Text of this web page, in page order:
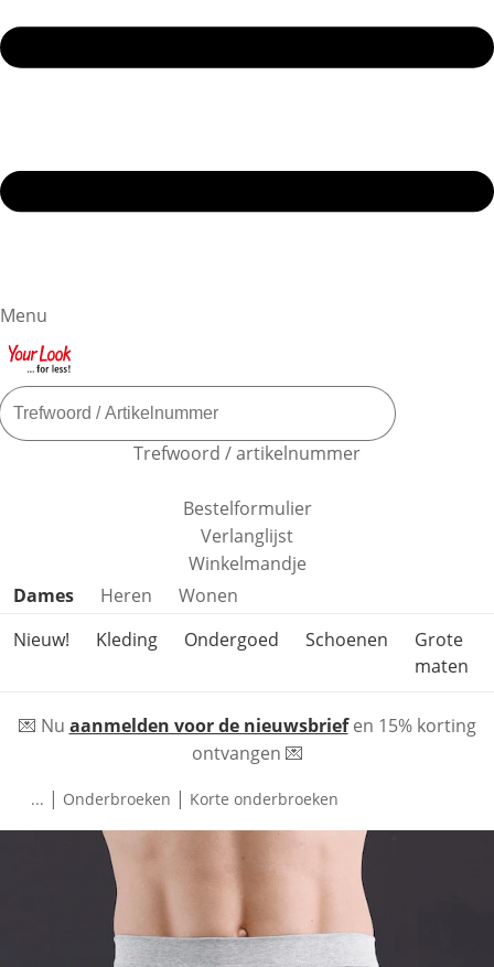
Menu
Trefwoord / artikelnummer
Bestelformulier
Verlanglijst
Winkelmandje
Productcategorieën overslaan
Dames Heren
Wonen
Nieuw!
Kleding Ondergoed Schoenen
Grote
maten
💌 Nu aanmelden voor de nieuwsbriefen 15% korting
ontvangen 💌
... | Onderbroeken | Korte onderbroeken